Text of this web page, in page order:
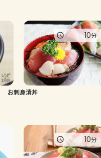
お刺身漬丼
10分
10分